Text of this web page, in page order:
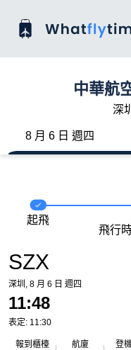
中華航
深
8 月 6 日 週四
SZX
深圳, 8 月 6 日 週四
11:48
表定: 11:30
報到櫃檯
航廈
登
起飛
飛行